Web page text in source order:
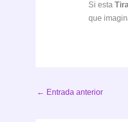
Si esta
que
← Entrada anterior